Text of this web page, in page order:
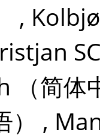
,
（简
,